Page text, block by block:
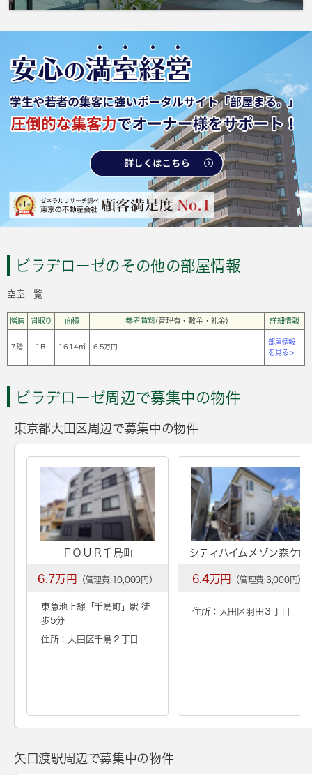
ビラデローゼのその他の部屋情報
空室一覧
階層 間取り 面積 参考賃料(管理費・敷金・礼金) 詳細情報
7階 1Ｒ 16.14㎡ 6.5万円
部屋情報
を見る >
ビラデローゼ周辺で募集中の物件
東京都大田区周辺で募集中の物件
ＦＯＵＲ千鳥町
6.7万円 （管理費:10,000円）
東急池上線「千鳥町」駅 徒
歩5分
住所：大田区千鳥２丁目
シティハイムメゾン森ケ崎
6.4万円 （管理費:3,000円）
住所：大田区羽田３丁目
矢口渡駅周辺で募集中の物件